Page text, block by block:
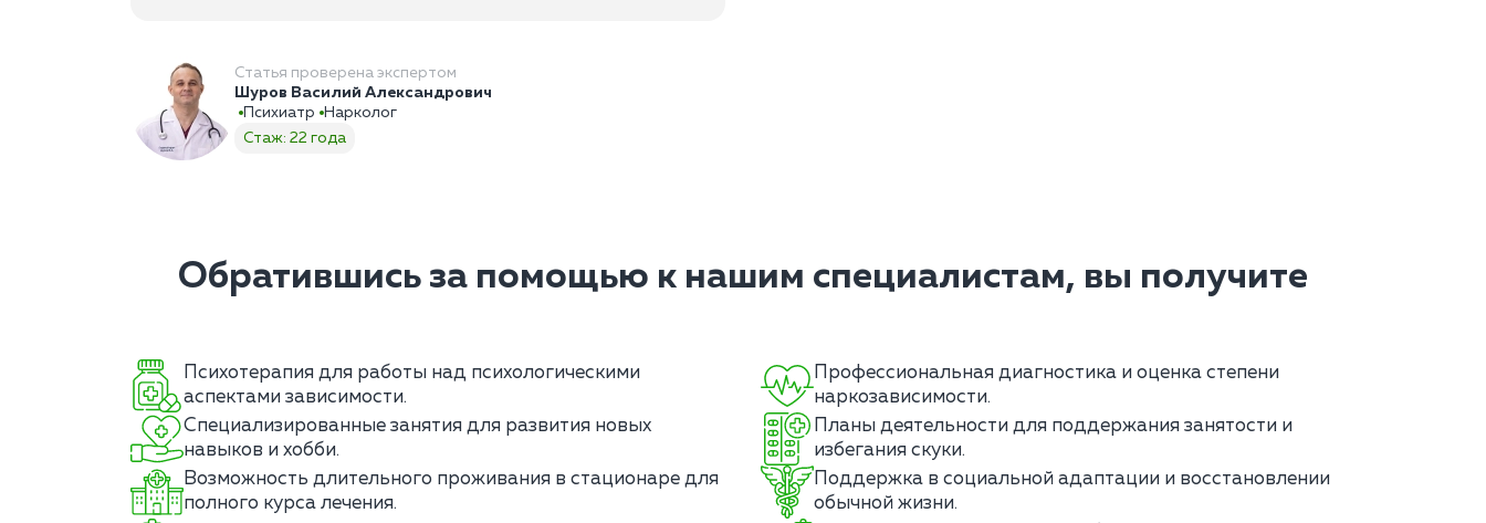
Статья проверена экспертом
Шуров Василий Александрович
Психиатр
Нарколог
Стаж: 22 года
Обратившись за помощью к нашим специалистам, вы получите
Психотерапия для работы над психологическими
аспектами зависимости.
Профессиональная диагностика и оценка степени
наркозависимости.
Специализированные занятия для развития новых
навыков и хобби.
Планы деятельности для поддержания занятости и
избегания скуки.
Возможность длительного проживания в стационаре для
полного курса лечения.
Поддержка в социальной адаптации и восстановлении
обычной жизни.